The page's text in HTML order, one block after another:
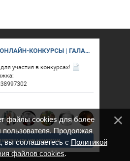
файлы cookies для более
Продолжая
вы соглашаетесь с Политикой
файлов cookies.